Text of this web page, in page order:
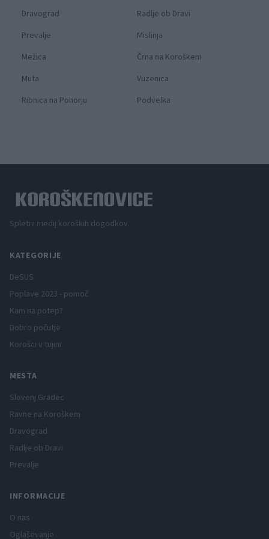
Dravograd
Radlje ob Dravi
Prevalje
Mislinja
Mežica
Črna na Koroškem
Muta
Vuzenica
Ribnica na Pohorju
Podvelka
Spletni medij koroških dogodkov.
KATEGORIJE
DeSUS
Poplave 2023 - pomoč
Kam na potep?
Dobro počutje
Korošci v tujini
MESTA
Slovenj Gradec
Ravne na Koroškem
Dravograd
Radlje ob Dravi
Prevalje
INFORMACIJE
O nas
Oglaševanje